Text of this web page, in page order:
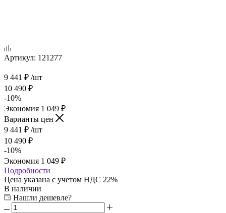
Артикул: 121277
9 441 ₽ /шт
10 490 ₽
-10%
Экономия 1 049 ₽
Варианты цен
9 441 ₽ /шт
10 490 ₽
-10%
Экономия 1 049 ₽
Подробности
Цена указана с учетом НДС 22%
В наличии
Нашли дешевле?